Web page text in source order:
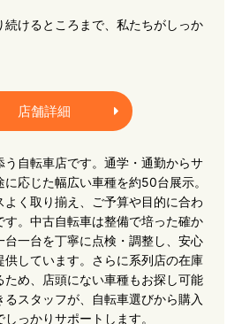
続けるところまで、私たちがしっか
店舗詳細
う自転車店です。通学・通勤からサ
応じた幅広い車種を約50台展示。
よく取り揃え、ご予算や目的に合わ
す。中古自転車は整備で培った確か
台一台を丁寧に点検・調整し、安心
供しています。さらに系列店の在庫
ため、店頭にない車種もお探し可能
スタッフが、自転車選びから購入
っかりサポートします。